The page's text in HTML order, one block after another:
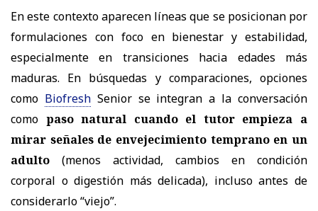
En este contexto aparecen líneas que se posicionan por
formulaciones con foco en bienestar y estabilidad,
especialmente en transiciones hacia edades más
maduras. En búsquedas y comparaciones, opciones
como BiofreshSeniorse integran a la conversación
como paso natural cuando el tutor empieza a
mirar señales de envejecimiento temprano en un
adulto (menos actividad, cambios en condición
corporal o digestión más delicada), incluso antes de
considerarlo “viejo”.